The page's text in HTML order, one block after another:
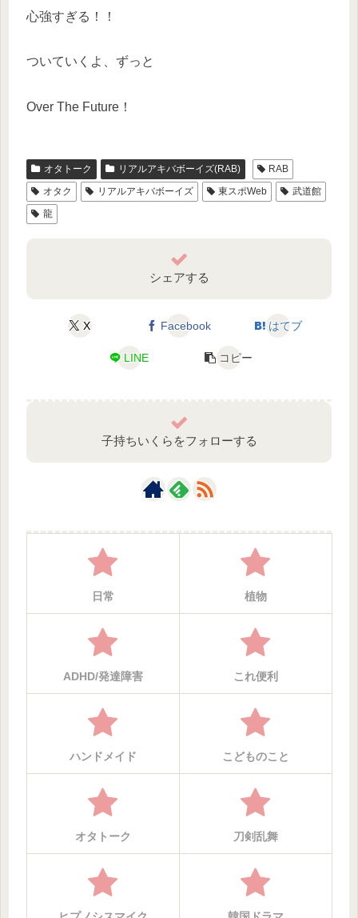
心強すぎる！！
ついていくよ、ずっと
Over The Future！
オタトーク リアルアキバボーイズ(RAB)
RAB
オタク
リアルアキバボーイズ 東スポWeb
武道館
龍
シェアする
X Facebook はてブ
LINE コピー
子持ちいくらをフォローする
日常 植物‎
ADHD/発達障害 これ便利
ハンドメイド こどものこと
オタトーク 刀剣乱舞